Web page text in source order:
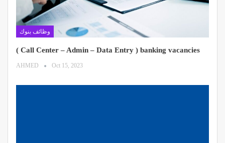
وظائف بنوك
( Call Center – Admin – Data Entry ) banking vacancies
AHMED Oct 15, 2023